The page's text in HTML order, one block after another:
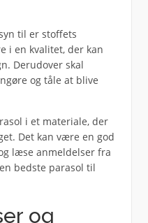
til er stoffets
i en kvalitet, der kan
Derudover skal
og tåle at blive
i et materiale, der
Det kan være en god
læse anmeldelser fra
bedste parasol til
og